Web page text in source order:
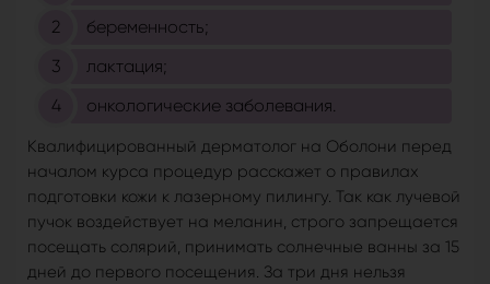
беременность;
лактация;
онкологические заболевания.
Квалифицированный дерматолог на Оболони перед
началом курса процедур расскажет о правилах
подготовки кожи к лазерному пилингу. Так как лучевой
пучок воздействует на меланин, строго запрещается
посещать солярий, принимать солнечные ванны за 15
дней до первого посещения. За три дня нельзя